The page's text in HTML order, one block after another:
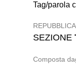
Tag/parola
SEZIONE
Composta